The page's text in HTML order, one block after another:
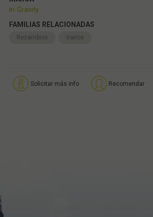
in-Gravity
FAMILIAS RELACIONADAS
Recambios Varios
Solicitar más info Recomendar